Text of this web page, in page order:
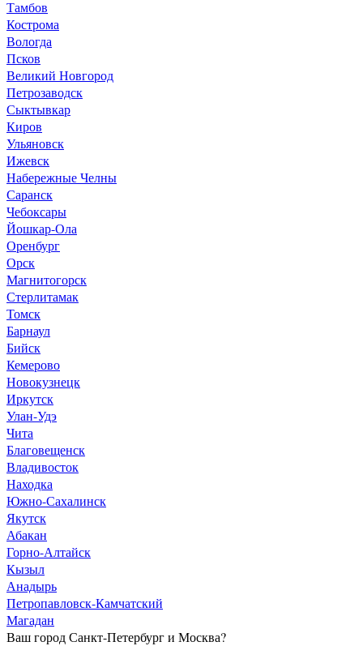
Тамбов
Кострома
Вологда
Псков
Великий Новгород
Петрозаводск
Сыктывкар
Киров
Ульяновск
Ижевск
Набережные Челны
Саранск
Чебоксары
Йошкар-Ола
Оренбург
Орск
Магнитогорск
Стерлитамак
Томск
Барнаул
Бийск
Кемерово
Новокузнецк
Иркутск
Улан-Удэ
Чита
Благовещенск
Владивосток
Находка
Южно-Сахалинск
Якутск
Абакан
Горно-Алтайск
Кызыл
Анадырь
Петропавловск-Камчатский
Магадан
Ваш город Санкт-Петербург и Москва?